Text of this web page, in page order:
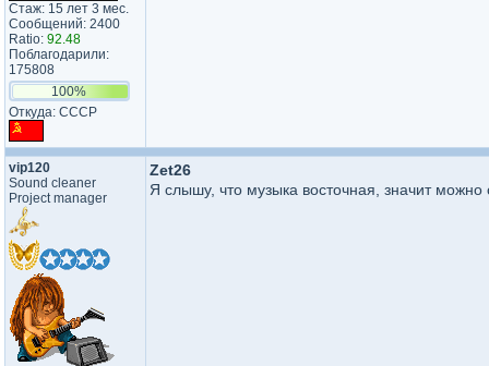
Стаж: 15 лет 3 мес.
Сообщений: 2400
Ratio: 92.48
Поблагодарили:
175808
100%
Откуда: СССР
vip120
Sound cleaner
Project manager
Zet26
Я слышу, что музыка восточная, значит можно